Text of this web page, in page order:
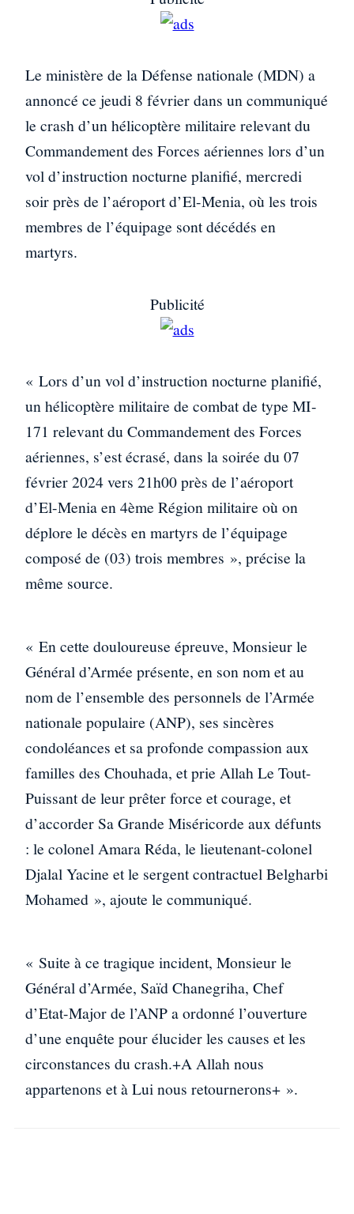
Le ministère de la Défense nationale (MDN) a
annoncé ce jeudi 8 février dans un communiqué
le crash d’un hélicoptère militaire relevant du
Commandement des Forces aériennes lors d’un
vol d’instruction nocturne planifié, mercredi
soir près de l’aéroport d’El-Menia, où les trois
membres de l’équipage sont décédés en
martyrs.
Publicité
« Lors d’un vol d’instruction nocturne planifié,
un hélicoptère militaire de combat de type MI-
171 relevant du Commandement des Forces
aériennes, s’est écrasé, dans la soirée du 07
février 2024 vers 21h00 près de l’aéroport
d’El-Menia en 4ème Région militaire où on
déplore le décès en martyrs de l’équipage
composé de (03) trois membres », précise la
même source.
« En cette douloureuse épreuve, Monsieur le
Général d’Armée présente, en son nom et au
nom de l’ensemble des personnels de l’Armée
nationale populaire (ANP), ses sincères
condoléances et sa profonde compassion aux
familles des Chouhada, et prie Allah Le Tout-
Puissant de leur prêter force et courage, et
d’accorder Sa Grande Miséricorde aux défunts
: le colonel Amara Réda, le lieutenant-colonel
Djalal Yacine et le sergent contractuel Belgharbi
Mohamed », ajoute le communiqué.
« Suite à ce tragique incident, Monsieur le
Général d’Armée, Saïd Chanegriha, Chef
d’Etat-Major de l’ANP a ordonné l’ouverture
d’une enquête pour élucider les causes et les
circonstances du crash.+A Allah nous
appartenons et à Lui nous retournerons+ ».